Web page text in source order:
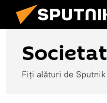
Fiți alături de